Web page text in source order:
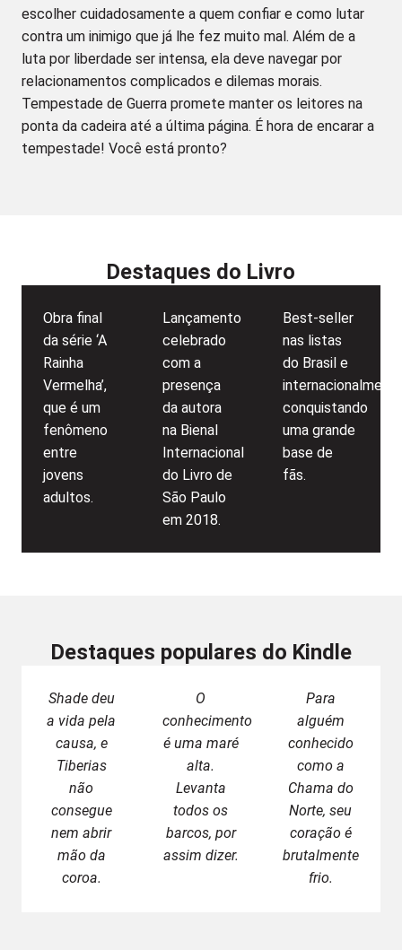
escolher cuidadosamente a quem confiar e como lutar
contra um inimigo que já lhe fez muito mal. Além de a
luta por liberdade ser intensa, ela deve navegar por
relacionamentos complicados e dilemas morais.
Tempestade de Guerra promete manter os leitores na
ponta da cadeira até a última página. É hora de encarar a
tempestade! Você está pronto?
Destaques do Livro
Obra final
da série ‘A
Rainha
Vermelha’,
que é um
fenômeno
entre
jovens
adultos.
Lançamento
celebrado
com a
presença
da autora
na Bienal
Internacional
do Livro de
São Paulo
em 2018.
Best-seller
nas listas
do Brasil e
conquistando
uma grande
base de
fãs.
Destaques populares do Kindle
Shade deu
a vida pela
causa, e
Tiberias
não
consegue
nem abrir
mão da
coroa.
O
conhecimento
é uma maré
alta.
Levanta
todos os
barcos, por
assim dizer.
Para
alguém
conhecido
como a
Chama do
Norte, seu
coração é
brutalmente
frio.